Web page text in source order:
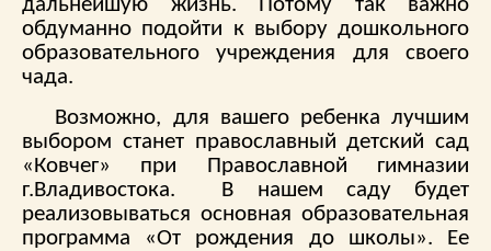
дальнейшую жизнь. Потому так важно
обдуманно подойти к выбору дошкольного
образовательного учреждения для своего
чада.
Возможно, для вашего ребенка лучшим
выбором станет православный детский сад
«Ковчег» при Православной гимназии
г.Владивостока. В нашем саду будет
реализовываться основная образовательная
программа «От рождения до школы». Ее